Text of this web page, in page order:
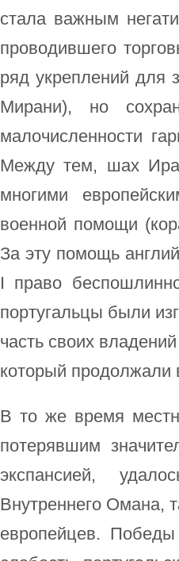
стала важным
проводившего
ряд укреплений для
Мирани), но
малочисленности
Между тем, шах
многими
военной помощи
За эту помощь
I право
португальцы были
часть своих
который продолжали
В то же время
потерявшим
экспансией,
Внутреннего Омана,
европейцев.